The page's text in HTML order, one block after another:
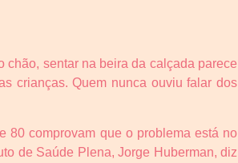
chão, sentar na beira da calçada parece
crianças. Quem nunca ouviu falar dos
80 comprovam que o problema está no
de Saúde Plena, Jorge Huberman, diz